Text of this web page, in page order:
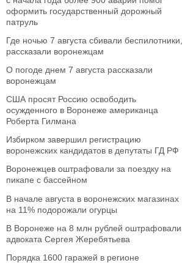
оформить государственный дорожный
патруль
Где ночью 7 августа сбивали беспилотники,
рассказали воронежцам
О погоде днем 7 августа рассказали
воронежцам
США просят Россию освободить
осужденного в Воронеже американца
Роберта Гилмана
Избирком завершил регистрацию
воронежских кандидатов в депутаты ГД РФ
Воронежцев оштрафовали за поездку на
пикапе с бассейном
В начале августа в воронежских магазинах
на 11% подорожали огурцы
В Воронеже на 8 млн рублей оштрафовали
адвоката Сергея Жеребятьева
Порядка 1600 гаражей в регионе